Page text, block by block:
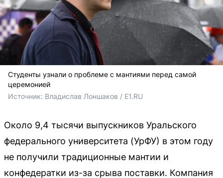
Студенты узнали о проблеме с мантиями перед самой
церемонией
Источник: Владислав Лоншаков / E1.RU
Около 9,4 тысячи выпускников Уральского
федерального университета (УрФУ) в этом году
не получили традиционные мантии и
конфедератки из-за срыва поставки. Компания